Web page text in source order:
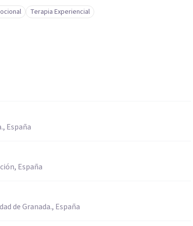
Terapia Experiencial
España
España
de Granada., España